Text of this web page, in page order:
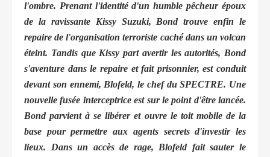
l'ombre. Prenant l'identité d'un humble pêcheur époux
de la ravissante Kissy Suzuki, Bond trouve enfin le
repaire de l'organisation terroriste caché dans un volcan
éteint. Tandis que Kissy part avertir les autorités, Bond
s'aventure dans le repaire et fait prisonnier, est conduit
devant son ennemi, Blofeld, le chef du SPECTRE. Une
nouvelle fusée interceptrice est sur le point d'être lancée.
Bond parvient à se libérer et ouvre le toit mobile de la
base pour permettre aux agents secrets d'investir les
lieux. Dans un accès de rage, Blofeld fait sauter le